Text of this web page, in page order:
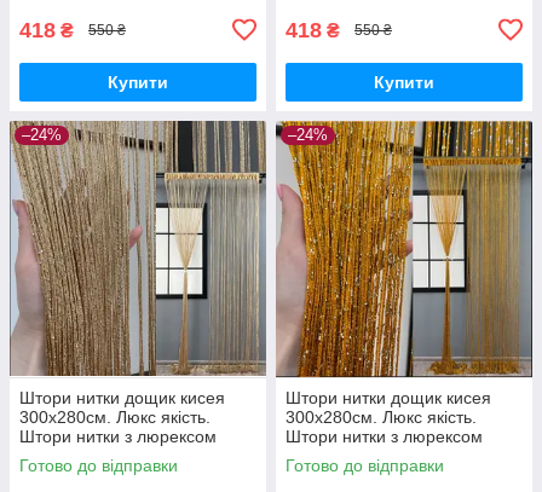
418 ₴ 550 ₴
Купити
418 ₴ 550 ₴
Купити
–24%
Штори нитки дощик кисея
300х280см. Люкс якість.
Штори нитки з люрексом
прямі - Бежевий.
Готово до відправки
–24%
Штори нитки дощик кисея
300х280см. Люкс якість.
Штори нитки з люрексом
прямі - Золотистий.
Готово до відправки